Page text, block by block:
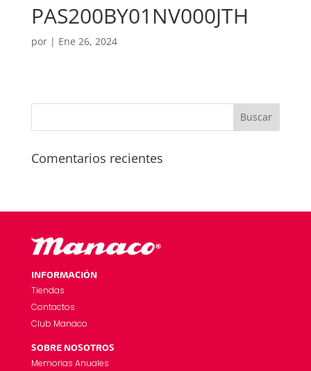
PAS200BY01NV000JTH
por | Ene 26, 2024
Comentarios recientes
INFORMACIÓN
Tiendas
Contactos
Club Manaco
SOBRE NOSOTROS
Memorias Anuales